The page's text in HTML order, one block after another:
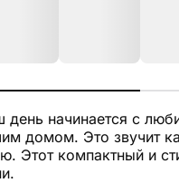
день начинается с
домом. Это звучит
Этот компактный и